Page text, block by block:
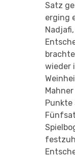
Satz
erging
wieder
Punkte